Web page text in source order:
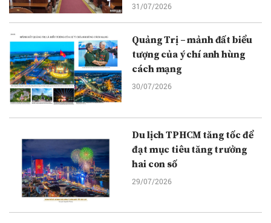
31/07/2026
Quảng Trị – mảnh đất biểu
tượng của ý chí anh hùng
cách mạng
30/07/2026
Du lịch TPHCM tăng tốc để
đạt mục tiêu tăng trưởng
hai con số
29/07/2026